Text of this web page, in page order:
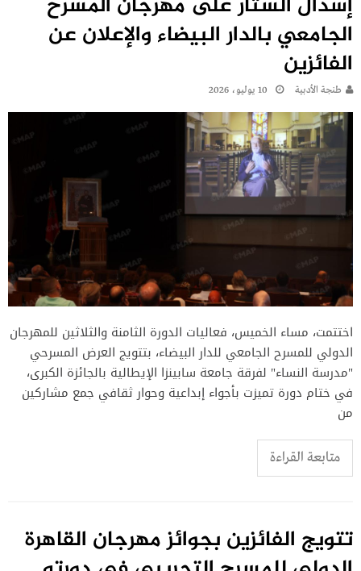
الجامعي بالدار البيضاء والإعلان عن
الفائزين
طنجة الأدبية 10 يوليو، 2026
اختتمت، مساء الخميس، فعاليات الدورة الثامنة والثلاثين للمهرجان
الدولي للمسرح الجامعي للدار البيضاء، بتتويج العرض المسرحي
"مدرسة النساء" لفرقة جامعة سابينزا الإيطالية بالجائزة الكبرى،
في ختام دورة تميزت بأجواء إبداعية وحوار ثقافي جمع مشاركين
من
متابعة القراءة
تتويج الفائزين بجوائز مهرجان القاهرة